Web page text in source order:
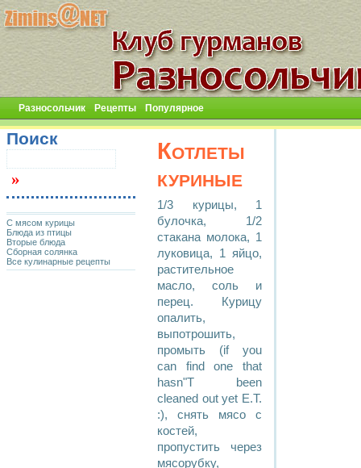
Разносольчик Рецепты Популярное
Котлеты
куриные
1/3 курицы, 1
булочка, 1/2
стакана молока, 1
луковица, 1 яйцо,
растительное
масло, соль и
перец. Курицу
опалить,
выпотрошить,
промыть (if you
can find one that
hasn"T been
cleaned out yet E.T.
:), снять мясо с
костей,
пропустить через
мясорубку,
Поиск
С мясом курицы
Блюда из птицы
Вторые блюда
Сборная солянка
Все кулинарные рецепты